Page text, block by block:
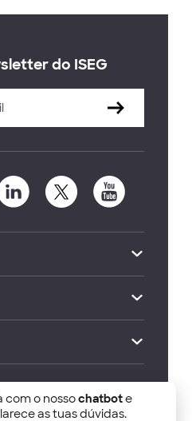
do ISEG
School of Economics
com o nossochatbote
as tuas dúvidas.